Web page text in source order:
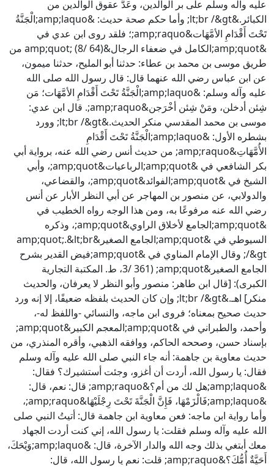
عليه وآله وسلم على بر الوالدين، وعَدَّ عقوق الوالدين من
الكبائر.&lt;br /&gt; وأما حكم صحة حديث: &amp;laquo;الْجَنَّةُ
تَحْتَ أَقْدَامِ الأمَّهَات&amp;raquo;؛ فلقد روى ابن عدي في
&amp;quot;الكامل في ضعفاء الرجال&amp;quot; (8/ 64) من
طريق موسى بن محمد بن عطاء: حدثنا أبو المليح، حدثنا ميمون،
عن ابن عباس رضي الله عنهما قال: قال رسول الله صلى الله
عليه وآله وسلم: &amp;laquo;الْجَنَّةُ تَحْتَ أَقْدَامِ الأمَّهَات؛ مَن
شِئن أدخلن، ومَنْ شِئن أخْرَجن&amp;raquo;. قال ابن عدي:
موسى بن محمد المقدسي منكر الحديث.&lt;br /&gt; وورد
بشطره الأول: &amp;laquo;الْجَنَّةُ تَحْتَ أَقْدَامِ
الأُمَّهَاتِ&amp;raquo; من حديث أنس رضي الله عنه، برواية أبي
بكر الشافعي في &amp;quot;الرباعيات&amp;quot;، وأبي
الشيخ في &amp;quot;الفوائد&amp;quot;، والقضاعي،
والدولابي، عن منصور بن المهاجر عن أبي النظر الأبار عن أنس
رضي الله عنه مرفوعًا به، ومن هذا الوجه رواه الخطيب في
&amp;quot;الجامع لأخلاق الراوي&amp;quot;، وذكره
السيوطي في &amp;quot;الجامع الصغير&amp;quot;.&lt;br
/&gt; وقال الإمام المناوي في &amp;quot;فيض القدير بشرح
الجامع الصغير&amp;quot; (3/ 361، ط. المكتبة التجارية
الكبرى): [قال ابن طاهر: منصور وأبو النظر لا يعرفان، والحديث
منكر] اهـ.&lt;br /&gt; وإن كان الحديث بلفظه ضعيفًا، إلا إنه ورد
حديث صحيح بمعناه؛ فروى ابن ماجه، والنسائي -واللفظ له-،
وأحمد، والطبراني في &amp;quot;المعجم الكبير&amp;quot;
بإسناد حسن، وصححه الحاكم، ووافقه الذهبي، وأقره المنذري، من
حديث معاوية بن جاهمة: أنه جاء النبي صلى الله عليه وآله وسلم
فقال: يا رسول الله، أردت أن أغزو، وجئت أستشيرك؟ فقال:
&amp;laquo;هل لك من أم؟&amp;raquo; قال: نعم، قال:
&amp;laquo;فَالْزَمْهَا، فَإِنَّ الْجَنَّةَ تَحْتَ رِجْلَيْهَا&amp;raquo;،
وأما رواية ابن ماجه: فعن معاوية ابن جاهمة قال: أتيتُ النبي صلى
الله عليه وآله وسلم فقلت: يا رسول الله، إني كنت أردت الجهاد
معك أبتغي بذلك وجه الله والدار الآخرة، قال: &amp;laquo;وَيْحَكَ،
أَحَيَّةٌ أُمُّكَ؟&amp;raquo; قلت: نعم يا رسول الله، قال: